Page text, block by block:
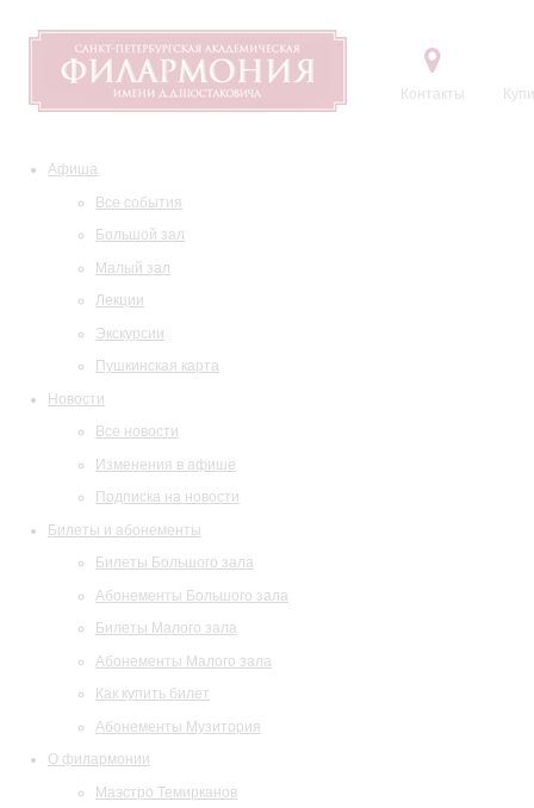
Контакты
Афиша
Все события
Большой зал
Малый зал
Лекции
Экскурсии
Пушкинская карта
Новости
Все новости
Изменения в афише
Подписка на новости
Билеты и абонементы
Билеты Большого зала
Абонементы Большого зала
Билеты Малого зала
Абонементы Малого зала
Как купить билет
Абонементы Музитория
О филармонии
Маэстро Темирканов